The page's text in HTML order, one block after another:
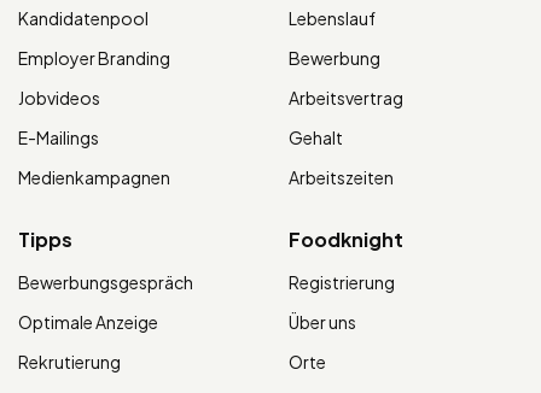
Kandidatenpool
Employer Branding
Jobvideos
E-Mailings
Medienkampagnen
Lebenslauf
Bewerbung
Arbeitsvertrag
Gehalt
Arbeitszeiten
Tipps
Bewerbungsgespräch
Optimale Anzeige
Rekrutierung
Foodknight
Registrierung
Über uns
Orte